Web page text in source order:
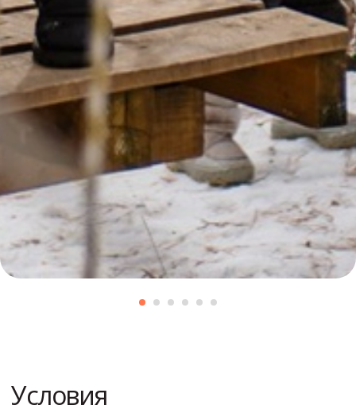
Описание:
Веревочный парк экстремального
отдыха «SkalaPark» представляет
собой комплекс препятствий,
расположенных на деревьях или
искусственных опорах.
Популярность экстремальных
видов спорта и возможность
почувствовать острые
ощущения — вот что лежит
в основе парка. Веревочный парк
тренирует важные для любого
человека качества — ловкость,
координацию движений,
реакцию, учит посетителей
достаточно просто прийти.